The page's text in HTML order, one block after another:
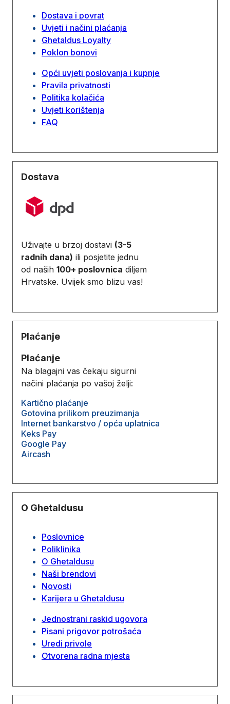
Dostava i povrat
Uvjeti i načini plaćanja
Ghetaldus Loyalty
Poklon bonovi
Opći uvjeti poslovanja i kupnje
Pravila privatnosti
Politika kolačića
Uvjeti korištenja
FAQ
Dostava
Uživajte u brzoj dostavi (3-5
radnih dana) ili posjetite jednu
od naših 100+ poslovnica diljem
Hrvatske. Uvijek smo blizu vas!
Plaćanje
Plaćanje
Na blagajni vas čekaju sigurni
načini plaćanja po vašoj želji:
Kartično plaćanje
Gotovina prilikom preuzimanja
Internet bankarstvo / opća uplatnica
Keks Pay
Google Pay
Aircash
O Ghetaldusu
Poslovnice
Poliklinika
O Ghetaldusu
Naši brendovi
Novosti
Karijera u Ghetaldusu
Jednostrani raskid ugovora
Pisani prigovor potrošaća
Uredi privole
Otvorena radna mjesta